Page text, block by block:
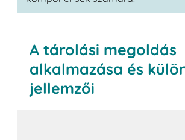
A tárolási megoldás
alkalmazása és
jellemzői